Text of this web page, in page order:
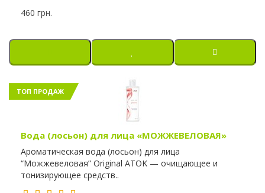
460 грн.
ТОП ПРОДАЖ
Вода (лосьон) для лица «МОЖЖЕВЕЛОВАЯ»
Ароматическая вода (лосьон) для лица
“Можжевеловая” Original ATOK — очищающее и
тонизирующее средств..